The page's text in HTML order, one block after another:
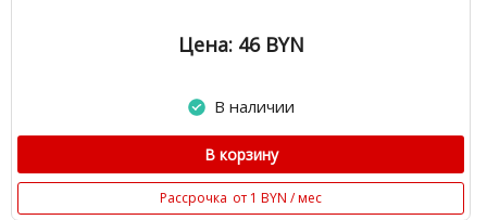
Цена: 46 BYN
В наличии
В корзину
Рассрочка от 1 BYN / мес